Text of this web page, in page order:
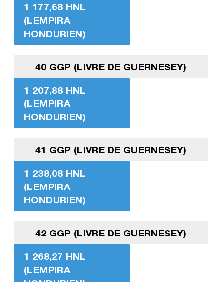
1 177,68 HNL
(LEMPIRA
HONDURIEN)
40 GGP (LIVRE DE GUERNESEY)
1 207,88 HNL
(LEMPIRA
HONDURIEN)
41 GGP (LIVRE DE GUERNESEY)
1 238,08 HNL
(LEMPIRA
HONDURIEN)
42 GGP (LIVRE DE GUERNESEY)
1 268,27 HNL
(LEMPIRA